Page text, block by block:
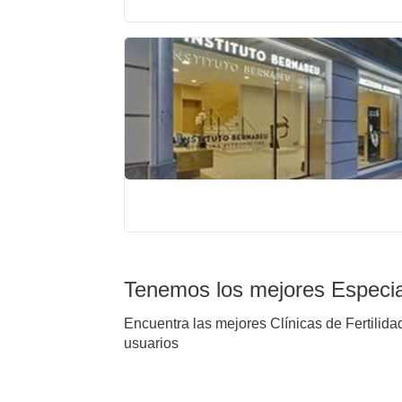
Tenemos los mejores
Encuentra las mejores Clínicas de
usuarios